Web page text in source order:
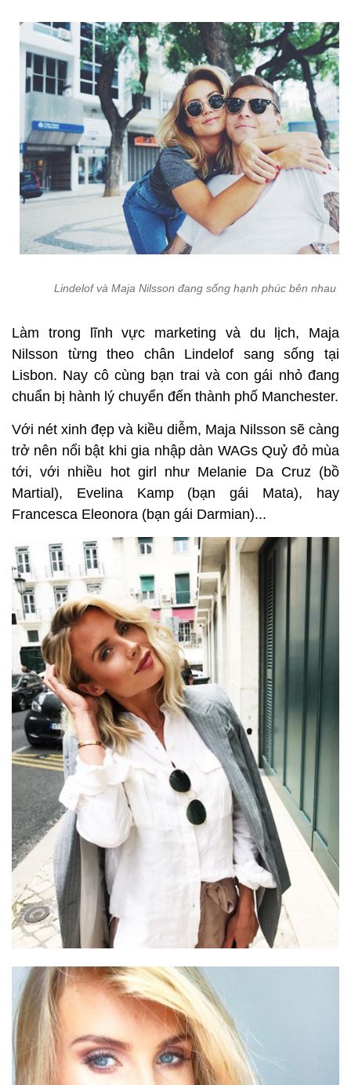
Lindelof và Maja Nilsson đang sống hạnh phúc bên nhau
Làm trong lĩnh vực marketing và du lịch, Maja
Nilsson từng theo chân Lindelof sang sống tại
Lisbon. Nay cô cùng bạn trai và con gái nhỏ đang
chuẩn bị hành lý chuyển đến thành phố Manchester.
Với nét xinh đẹp và kiều diễm, Maja Nilsson sẽ càng
trở nên nổi bật khi gia nhập dàn WAGs Quỷ đỏ mùa
tới, với nhiều hot girl như Melanie Da Cruz (bồ
Martial), Evelina Kamp (bạn gái Mata), hay
Francesca Eleonora (bạn gái Darmian)...